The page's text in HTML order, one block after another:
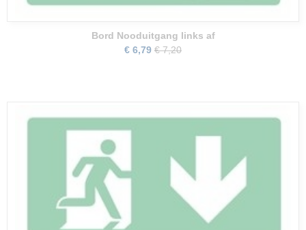
Bord Nooduitgang links af
€ 6,79 € 7,20